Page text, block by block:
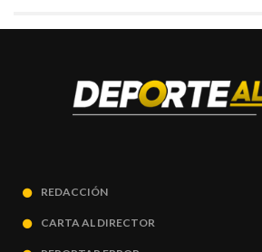
REDACCIÓN
CARTA AL DIRECTOR